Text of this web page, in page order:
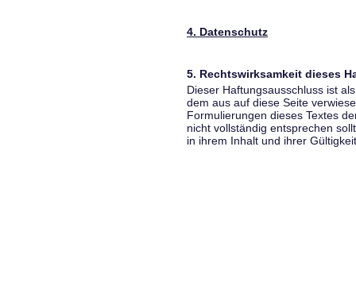
4. Datenschutz
5. Rechtswirksamkeit dieses
Dieser Haftungsausschluss ist
dem aus auf diese Seite
Formulierungen dieses Textes
nicht vollständig entsprechen
in ihrem Inhalt und ihrer